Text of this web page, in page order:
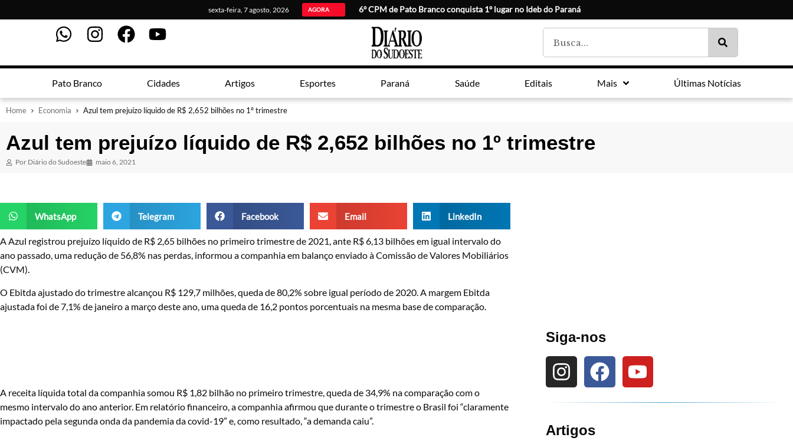
sexta-feira, 7 agosto, 2026 AGORA 6º CPM de Pato Branco conquista 1º lugar no Ideb do Paraná
Pato Branco Cidades Artigos Esportes Paraná Saúde Editais Mais Últimas Notícias
Home Economia Azul tem prejuízo líquido de R$ 2,652 bilhões no 1º trimestre
Azul tem prejuízo líquido de R$ 2,652 bilhões no 1º trimestre
Por Diário do Sudoeste maio 6, 2021
WhatsApp Telegram Facebook Email LinkedIn
A Azul registrou prejuízo líquido de R$ 2,65 bilhões no primeiro trimestre de 2021, ante R$ 6,13 bilhões em igual intervalo do
ano passado, uma redução de 56,8% nas perdas, informou a companhia em balanço enviado à Comissão de Valores Mobiliários
(CVM).
O Ebitda ajustado do trimestre alcançou R$ 129,7 milhões, queda de 80,2% sobre igual período de 2020. A margem Ebitda
ajustada foi de 7,1% de janeiro a março deste ano, uma queda de 16,2 pontos porcentuais na mesma base de comparação.
A receita líquida total da companhia somou R$ 1,82 bilhão no primeiro trimestre, queda de 34,9% na comparação com o
mesmo intervalo do ano anterior. Em relatório financeiro, a companhia afirmou que durante o trimestre o Brasil foi “claramente
impactado pela segunda onda da pandemia da covid-19” e, como resultado, “a demanda caiu”.
Siga-nos
Artigos